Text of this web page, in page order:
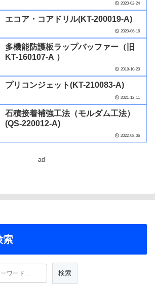
2020-02-24
エコア・コアドリル(KT-200019-A)
2020-06-16
多機能防護板ラップバッファー（旧
KT-160107-A ）
2018-10-20
プリコンジェット(KT-210083-A)
2021-12-11
石積接着補強工法（モルダム工法）
(QS-220012-A)
2022-08-06
ad
索